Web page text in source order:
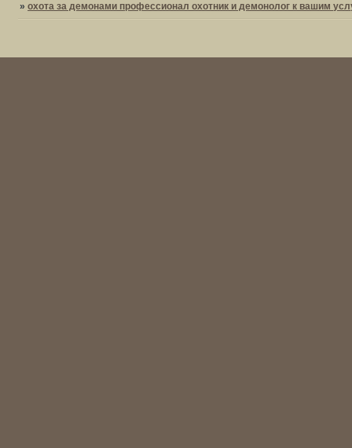
»охота за демонами профессионал охотник и демонолог к вашим